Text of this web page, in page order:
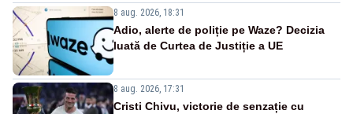
8 aug. 2026, 18:31
Adio, alerte de poliție pe Waze? Decizia
luată de Curtea de Justiție a UE
8 aug. 2026, 17:31
Cristi Chivu, victorie de senzație cu